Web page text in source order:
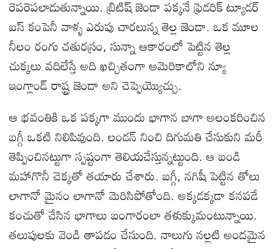
రెపరెపలాడుతున్నాయి. బ్రిటిష్ జెండా పక్కనే ఫ్రెడరిక్ ట్యూడర్
ఐస్ కంపెనీ వాళ్ళ ఎరుపు చారలున్న తెల్ల జెండా. ఒక మూల
నీలం రంగు చతురస్రం, సున్నా ఆకారంలో పెట్టిన తెల్ల
చుక్కలు వదిలేస్తే అది ఖచ్చితంగా అమెరికాలోని న్యూ
ఇంగ్లాండ్ రాష్ట్ర జెండా అని చెప్పెయ్యొచ్చు.
ఆ భవంతికి ఒక పక్కగా ముందు భాగాన బాగా అలంకరించిన
బగ్గీ ఒకటి నిలిపివుంది. లండన్ నించి దిగుమతి చేసుకుని మరీ
తెప్పించినట్టుగా స్పష్టంగా తెలియచేస్తున్నట్టుంది. ఆ బండి
మహాగొనీ చెక్కతో తయారు చేశారు. బగ్గీ, నగిషీ పెట్టిన తోలు
లాగానో మైనం లాగానో మెరిసిపోతోంది. అక్కడక్కడా కనపడే
కంచుతో చేసిన భాగాలు బంగారంలా తళుక్కుమంటున్నాయి.
తలుపులకు వెండి తాపడం చేసుంది. నాలుగు నల్లటి అందమైన